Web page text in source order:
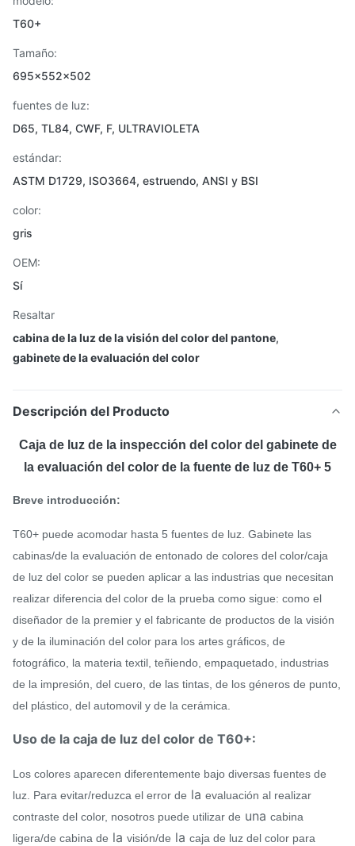
T60+
Tamaño:
695x552x502
fuentes de luz:
D65, TL84, CWF, F, ULTRAVIOLETA
estándar:
ASTM D1729, ISO3664, estruendo, ANSI y BSI
color:
gris
OEM:
Sí
Resaltar
cabina de la luz de la visión del color del pantone,
gabinete de la evaluación del color
Descripción del Producto
Caja de luz de la inspección del color del gabinete de
la evaluación del color de la fuente de luz de T60+ 5
Breve introducción:
T60+ puede acomodar hasta 5 fuentes de luz. Gabinete las
cabinas/de la evaluación de entonado de colores del color/caja
de luz del color se pueden aplicar a las industrias que necesitan
realizar diferencia del color de la prueba como sigue: como el
diseñador de la premier y el fabricante de productos de la visión
y de la iluminación del color para los artes gráficos, de
fotográfico, la materia textil, teñiendo, empaquetado, industrias
de la impresión, del cuero, de las tintas, de los géneros de punto,
del plástico, del automovil y de la cerámica.
Uso de la caja de luz del color de T60+:
Los colores aparecen diferentemente bajo diversas fuentes de
luz. Para evitar/reduzca el error de la evaluación al realizar
contraste del color, nosotros puede utilizar de una cabina
ligera/de cabina de la visión/de la caja de luz del color para